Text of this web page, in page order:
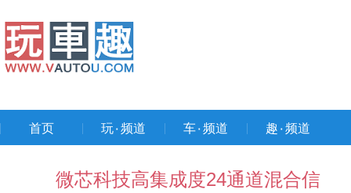
首页 玩۰频道 车۰频道 趣۰频道
微芯科技高集成度24通道混合信